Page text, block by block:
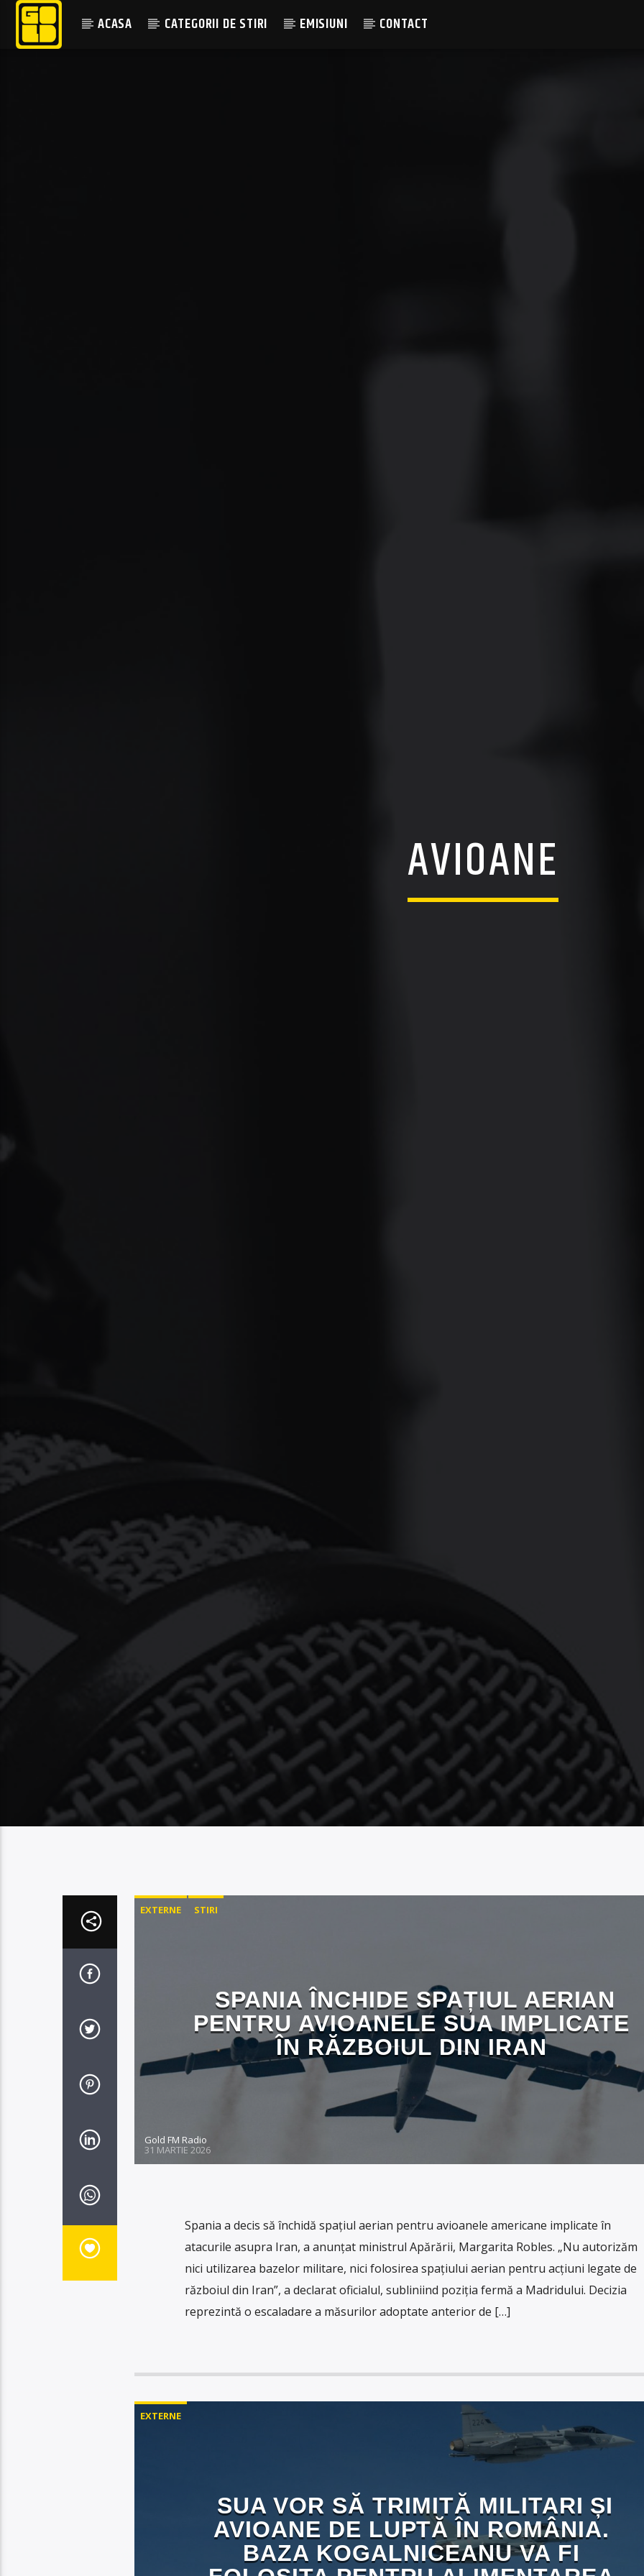
ACASA CATEGORII DE STIRI EMISIUNI CONTACT
AVIOANE
EXTERNE STIRI
SPANIA ÎNCHIDE SPAȚIUL AERIAN
PENTRU AVIOANELE SUA IMPLICATE
ÎN RĂZBOIUL DIN IRAN
Gold FM Radio
31 MARTIE 2026
Spania a decis să închidă spațiul aerian pentru avioanele americane implicate în
atacurile asupra Iran, a anunțat ministrul Apărării, Margarita Robles. „Nu autorizăm
nici utilizarea bazelor militare, nici folosirea spațiului aerian pentru acțiuni legate de
războiul din Iran”, a declarat oficialul, subliniind poziția fermă a Madridului. Decizia
reprezintă o escaladare a măsurilor adoptate anterior de […]
EXTERNE
SUA VOR SĂ TRIMITĂ MILITARI ȘI
AVIOANE DE LUPTĂ ÎN ROMÂNIA.
BAZA KOGALNICEANU VA FI